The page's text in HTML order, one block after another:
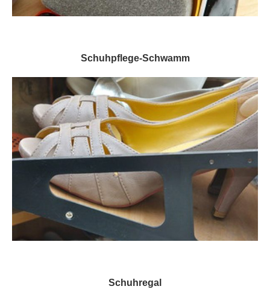
Schuhpflege-Schwamm
Schuhregal